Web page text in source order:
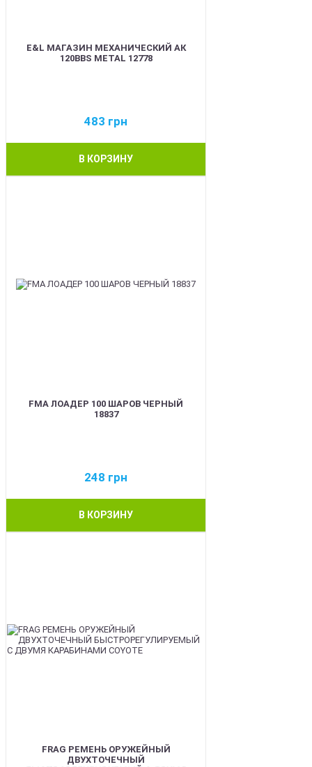
E&L МАГАЗИН МЕХАНИЧЕСКИЙ АК
120BBS METAL 12778
483 грн
В КОРЗИНУ
FMA ЛОАДЕР 100 ШАРОВ ЧЕРНЫЙ
18837
248 грн
В КОРЗИНУ
FRAG РЕМЕНЬ ОРУЖЕЙНЫЙ
ДВУХТОЧЕЧНЫЙ